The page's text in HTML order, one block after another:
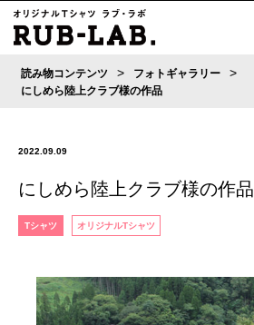
読み物コンテンツ > フォトギャラリー >
にしめら陸上クラブ様の作品
2022.09.09
にしめら陸上クラブ様の作品
Tシャツ オリジナルTシャツ